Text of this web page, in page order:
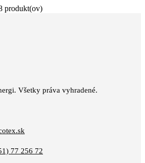
produkt(ov)
Všetky práva vyhradené.
77 256 72